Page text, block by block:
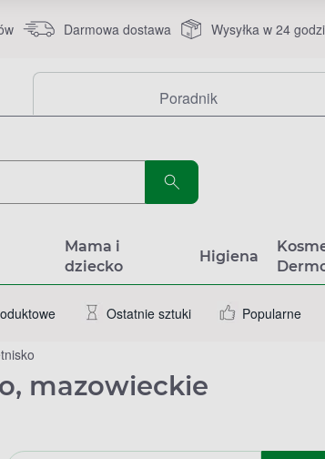
Darmowa dostawa Wysyłka w 24
Poradnik
Mama i
dziecko
Higiena
Ostatnie sztuki Popularne
mazowieckie